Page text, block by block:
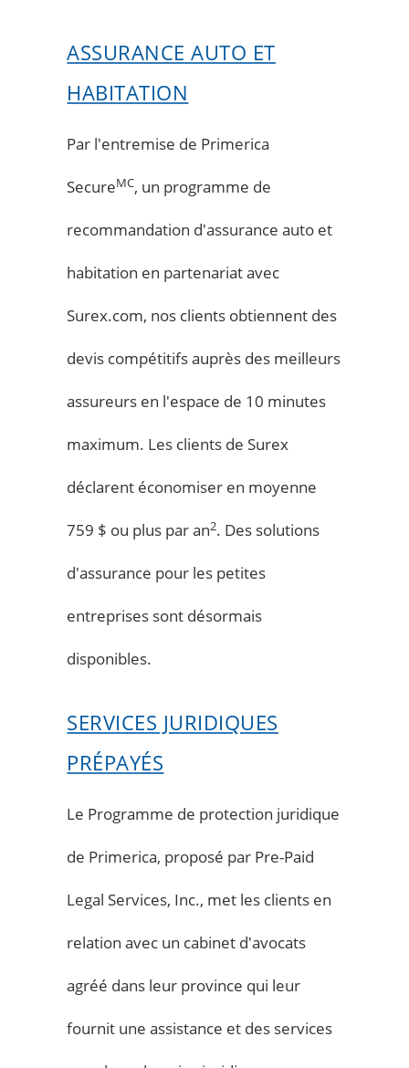
ASSURANCE AUTO ET
HABITATION
Par l'entremise de Primerica
SecureMC, un programme de
recommandation d'assurance auto et
habitation en partenariat avec
Surex.com, nos clients obtiennent des
devis compétitifs auprès des meilleurs
assureurs en l'espace de 10 minutes
maximum. Les clients de Surex
déclarent économiser en moyenne
759 $ ou plus par an2. Des solutions
d'assurance pour les petites
entreprises sont désormais
disponibles.
SERVICES JURIDIQUES
PRÉPAYÉS
Le Programme de protection juridique
de Primerica, proposé par Pre-Paid
Legal Services, Inc., met les clients en
relation avec un cabinet d'avocats
agréé dans leur province qui leur
fournit une assistance et des services